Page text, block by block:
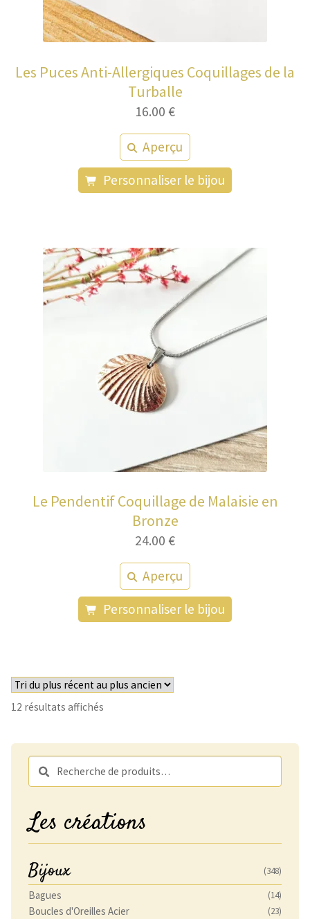
Les Puces Anti-Allergiques Coquillages de la
Turballe
16.00 €
Aperçu
Personnaliser le bijou
Le Pendentif Coquillage de Malaisie en
Bronze
24.00 €
Aperçu
Personnaliser le bijou
12 résultats affichésTrié
récent
au
plus
Recherche
pour :
Recherche
Les créations
Bijoux (348)
Bagues (14)
Boucles d'Oreilles Acier (23)